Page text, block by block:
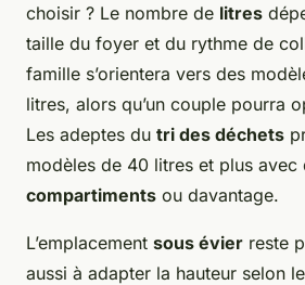
choisir ? Le nombre de litres
taille du foyer et du rythme de
famille s’orientera vers des
litres, alors qu’un couple pourra
Les adeptes du tri des déchets
modèles de 40 litres et plus avec
compartiments ou davantage.
L’emplacement sous évier reste
aussi à adapter la hauteur selon